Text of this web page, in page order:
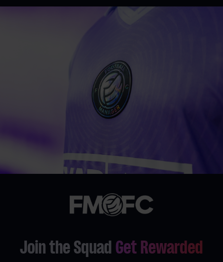
Join the Squad Get Rewarded